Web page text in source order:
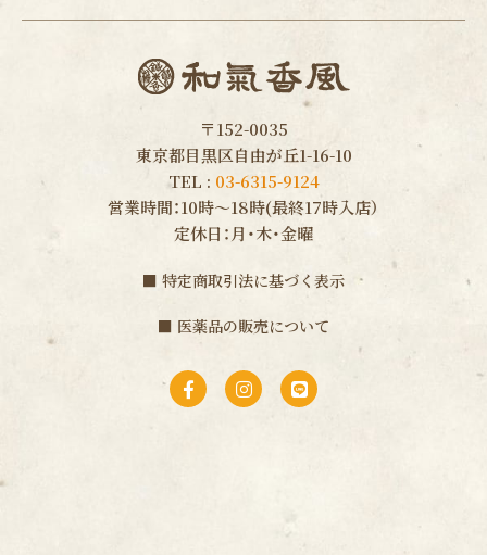
〒152-0035
東京都目黒区自由が丘1-16-10
TEL : 03-6315-9124
営業時間：10時〜18時(最終17時入店）
定休日：月・木・金曜
■ 特定商取引法に基づく表示
■ 医薬品の販売について
F
a
c
I
n
s
L
i
n